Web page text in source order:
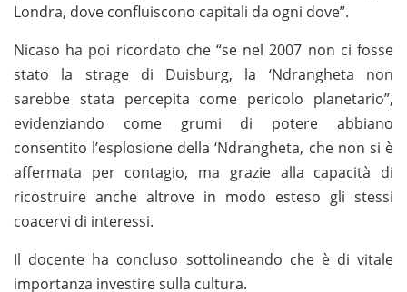
Londra, dove confluiscono capitali da ogni dove”.
Nicaso ha poi ricordato che “se nel 2007 non ci fosse
stato la strage di Duisburg, la ‘Ndrangheta non
sarebbe stata percepita come pericolo planetario”,
evidenziando come grumi di potere abbiano
consentito l’esplosione della ‘Ndrangheta, che non si è
affermata per contagio, ma grazie alla capacità di
ricostruire anche altrove in modo esteso gli stessi
coacervi di interessi.
Il docente ha concluso sottolineando che è di vitale
importanza investire sulla cultura.